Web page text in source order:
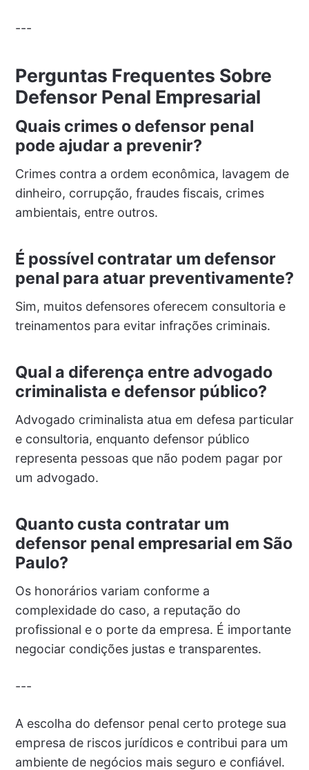
---
Perguntas Frequentes Sobre
Defensor Penal Empresarial
Quais crimes o defensor penal
pode ajudar a prevenir?
Crimes contra a ordem econômica, lavagem de
dinheiro, corrupção, fraudes fiscais, crimes
ambientais, entre outros.
É possível contratar um defensor
penal para atuar preventivamente?
Sim, muitos defensores oferecem consultoria e
treinamentos para evitar infrações criminais.
Qual a diferença entre advogado
criminalista e defensor público?
Advogado criminalista atua em defesa particular
e consultoria, enquanto defensor público
representa pessoas que não podem pagar por
um advogado.
Quanto custa contratar um
defensor penal empresarial em São
Paulo?
Os honorários variam conforme a
complexidade do caso, a reputação do
profissional e o porte da empresa. É importante
negociar condições justas e transparentes.
---
A escolha do defensor penal certo protege sua
empresa de riscos jurídicos e contribui para um
ambiente de negócios mais seguro e confiável.